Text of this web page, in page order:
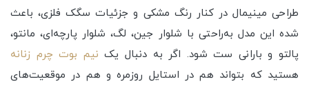
طراحی مینیمال در کنار رنگ مشکی و جزئیات سگک فلزی، باعث
شده این مدل به‌راحتی با شلوار جین، لگ، شلوار پارچه‌ای، مانتو،
پالتو و بارانی ست شود. اگر به دنبال یک نیم بوت چرم زنانه
هستید که بتواند هم در استایل روزمره و هم در موقعیت‌های